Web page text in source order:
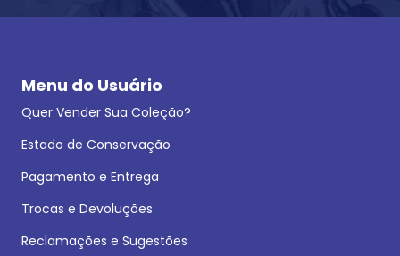
Menu do Usuário
Quer Vender Sua Coleção?
Estado de Conservação
Pagamento e Entrega
Trocas e Devoluções
Reclamações e Sugestões